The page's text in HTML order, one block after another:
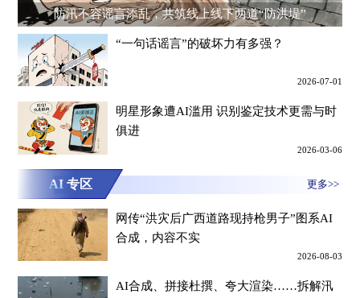
防汛不容谣言添乱，共筑线上线下两道“防洪堤”
“一句话谣言”的破坏力有多强？
2026-07-01
明星形象遭AI滥用 识别鉴定技术更需与时
俱进
2026-03-06
AI专区 更多>>
网传“洪灾后广西道路现持枪男子”图系AI
合成，内容不实
2026-08-03
AI合成、拼接杜撰、夸大渲染……拆解汛